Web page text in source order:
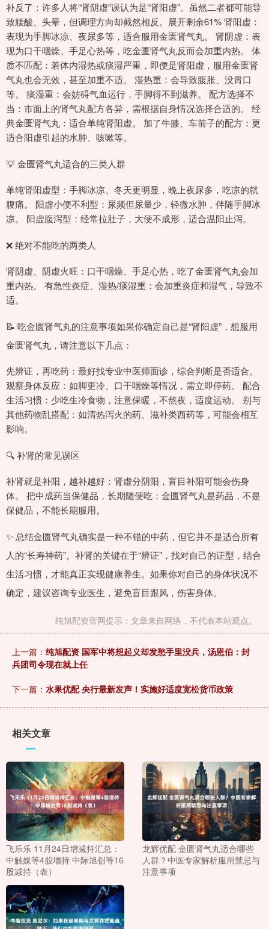
补反了：许多人将“肾阴虚”误认为是“肾阳虚”。虽然二者都可能导
致腰酸、头晕，但调理方向却截然相反。展开剩余61% 肾阳虚：
表现为手脚冰凉、夜尿多等，适合服用金匮肾气丸。 肾阴虚：表
现为口干咽燥、手足心热等，吃金匮肾气丸反而会加重内热。 体
质不匹配：若体内湿热或痰湿严重，即便是肾阳虚，服用金匮肾
气丸也会无效，甚至加重不适。 湿热重：会导致腹胀、没胃口
等。 痰湿重：会妨碍气血运行，手脚得不到滋养。 配方选择不
当：市面上的肾气丸配方各异，需根据自身情况选择合适的。 经
典金匮肾气丸：适合单纯肾阳虚。 加了牛膝、车前子的配方：更
适合阳虚引起的水肿、咳嗽等。
💡 金匮肾气丸适合的三类人群
单纯肾阳虚型：手脚冰凉、冬天更明显，晚上夜尿多，吃凉的就
腹痛。 阳虚小便不利型：尿频但尿量少，轻微水肿，伴随手脚冰
凉。 阳虚腹泻型：经常拉肚子，大便不成形，适合温阳止泻。
❌ 绝对不能吃的两类人
肾阴虚、阴虚火旺：口干咽燥、手足心热，吃了金匮肾气丸会加
重内热。 有急性炎症、湿热/痰湿重：会加重炎症和湿气，导致不
适。
📝 吃金匮肾气丸的注意事项如果你确定自己是“肾阳虚”，想服用
金匮肾气丸，请注意以下几点：
先辨证，再吃药：最好找专业中医师面诊，综合判断是否适合。
观察身体反应：如脚更冷、口干咽燥等情况，需立即停药。 配合
生活习惯：少吃生冷食物，注意保暖，不熬夜，适度运动。 别与
其他药物乱搭配：如清热泻火的药、滋补类西药等，可能会相互
影响。
🔍 补肾的常见误区
补肾就是补阳，越补越好：肾虚分阴阳，盲目补阳可能会伤身
体。 把中成药当保健品，长期随便吃：金匮肾气丸是药品，不是
保健品，不能长期服用。
✨ 总结金匮肾气丸确实是一种不错的中药，但它并不是适合所有
人的“长寿神药”。补肾的关键在于“辨证”，找对自己的证型，结合
生活习惯，才能真正实现健康养生。如果你对自己的身体状况不
确定，建议咨询专业医生，避免盲目跟风，伤害身体。
纯旭配资官网提示：文章来自网络，不代表本站观点。
上一篇： 纯旭配资 国军中将想起义却发愁手里没兵，汤恩伯：封
兵团司令现在就上任
下一篇： 水果优配 央行最新发声！实施好适度宽松货币政策
相关文章
飞乐乐 11月24日增减持汇总：
中触媒等4股增持 中际旭创等16
股减持（表）
龙辉优配 金匮肾气丸适合哪些
人群？中医专家解析服用禁忌与
注意事项